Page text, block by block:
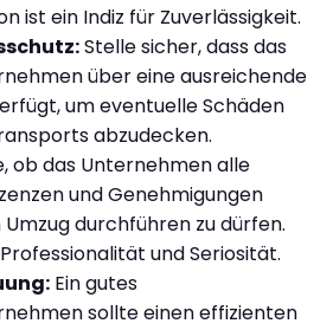
ist ein Indiz für Zuverlässigkeit.
Stelle sicher, dass das
über eine ausreichende
um eventuelle Schäden
abzudecken.
ob das Unternehmen alle
und Genehmigungen
durchführen zu dürfen.
und Seriosität.
Ein gutes
sollte einen effizienten